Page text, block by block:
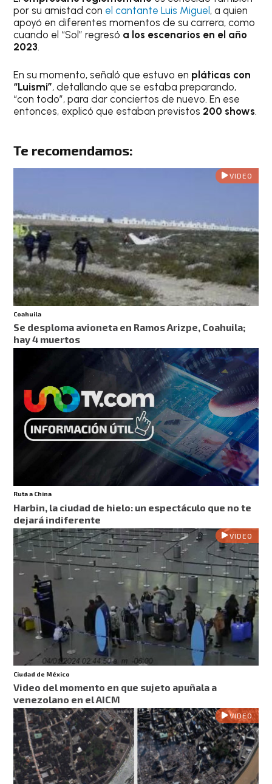
por su amistad con el cantante Luis Miguel , a quien
apoyó en diferentes momentos de su carrera, como
cuando el “Sol” regresó a los escenarios en el año
2023.
En su momento, señaló que estuvo en pláticas con
“Luismi”, detallando que se estaba preparando,
“con todo”, para dar conciertos de nuevo. En ese
entonces, explicó que estaban previstos 200 shows.
Te recomendamos:
VIDEO
Coahuila
Se desploma avioneta en Ramos Arizpe, Coahuila;
hay 4 muertos
Ruta a China
Harbin, la ciudad de hielo: un espectáculo que no te
dejará indiferente
VIDEO
Ciudad de México
Video del momento en que sujeto apuñala a
venezolano en el AICM
VIDEO